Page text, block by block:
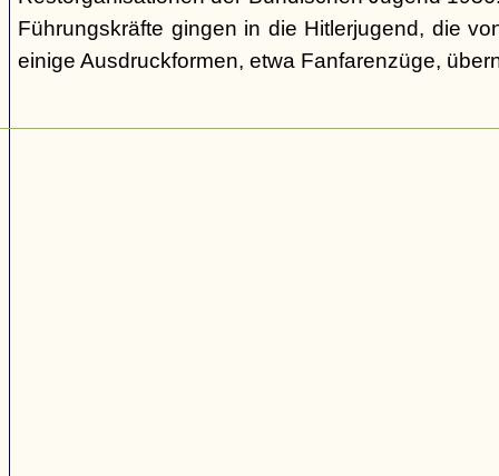
Führungskräfte gingen in die Hitlerjugend, die
einige Ausdruckformen, etwa Fanfarenzüge,